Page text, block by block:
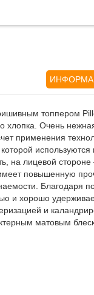
топпером
хлопка. Очень
применения
на лицевой стороне
повышенную
Благодаря
и хорошо
и
матовым